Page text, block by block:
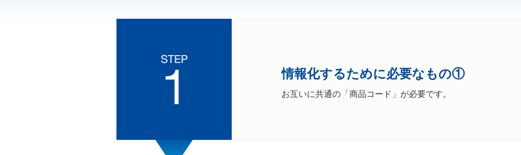
情報化するために必要なもの①
お互いに共通の「商品コード」が必要です。